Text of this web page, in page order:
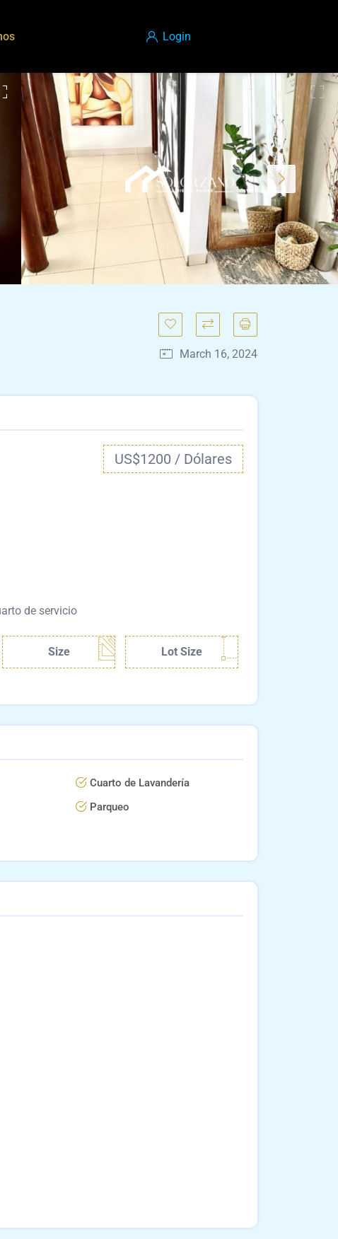
Login
March 16, 2024
US$1200 / Dólares
de servicio
Size Lot Size
Cuarto de Lavandería
Parqueo